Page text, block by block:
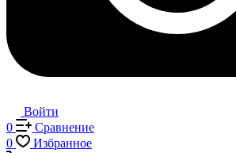
Войти
0
Сравнение
0
Избранное